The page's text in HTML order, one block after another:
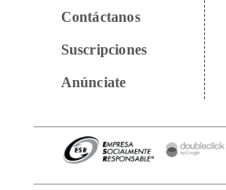
Contáctanos
Suscripciones
Anúnciate